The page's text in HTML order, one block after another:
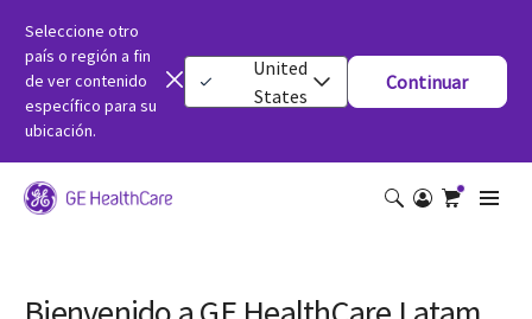
Seleccione otro
país o región a fin
de ver contenido
específico para su
ubicación.
United
States
Continuar